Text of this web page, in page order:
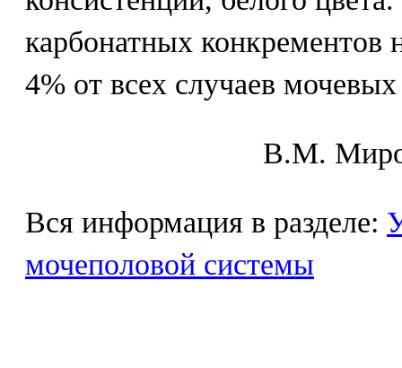
карбонатных конкрементов
4% от всех случаев
В.М.
Вся информация в разделе:
мочеполовой системы